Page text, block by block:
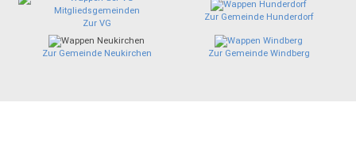
Zur VG
Zur Gemeinde Hunderdorf
Zur Gemeinde Neukirchen Zur Gemeinde Windberg